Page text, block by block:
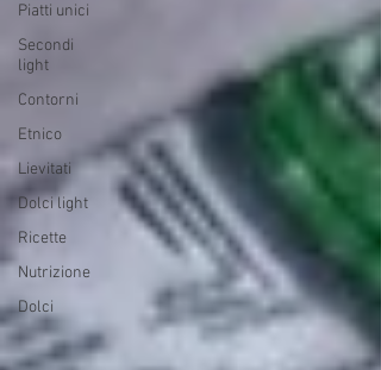
Piatti unici
Secondi
light
Contorni
Etnico
Lievitati
Dolci light
Ricette
Nutrizione
Dolci